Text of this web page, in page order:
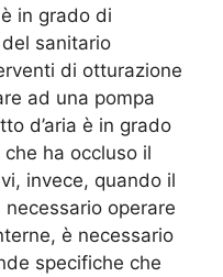
in grado di
sanitario
di otturazione
ad una pompa
d’aria è in grado
ha occluso il
invece, quando il
operare
è necessario
specifiche che